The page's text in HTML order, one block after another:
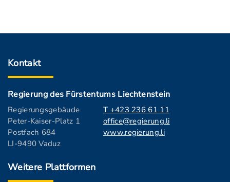
Kontakt
Regierung des Fürstentums Liechtenstein
Regierungsgebäude
Peter-Kaiser-Platz 1
Postfach 684
LI-9490 Vaduz
T +423 236 61 11
office@regierung.li
www.regierung.li
Weitere Plattformen